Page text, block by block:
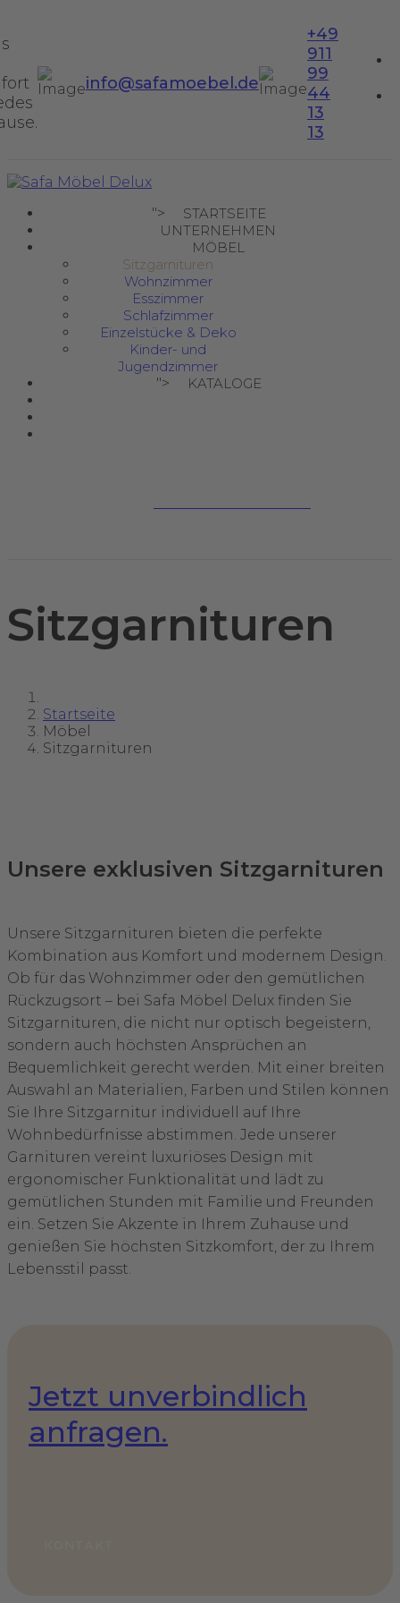
info@safamoebel.de
+49
911
99
44
13
13
">
STARTSEITE
UNTERNEHMEN
MÖBEL
Sitzgarnituren
Wohnzimmer
Esszimmer
Schlafzimmer
Einzelstücke & Deko
Kinder- und
Jugendzimmer
">
KATALOGE
Sitzgarnituren
Startseite
Möbel
Sitzgarnituren
Unsere exklusiven Sitzgarnituren
Unsere Sitzgarnituren bieten die perfekte
Kombination aus Komfort und modernem Design.
Ob für das Wohnzimmer oder den gemütlichen
Rückzugsort – bei Safa Möbel Delux finden Sie
Sitzgarnituren, die nicht nur optisch begeistern,
sondern auch höchsten Ansprüchen an
Bequemlichkeit gerecht werden. Mit einer breiten
Auswahl an Materialien, Farben und Stilen können
Sie Ihre Sitzgarnitur individuell auf Ihre
Wohnbedürfnisse abstimmen. Jede unserer
Garnituren vereint luxuriöses Design mit
ergonomischer Funktionalität und lädt zu
gemütlichen Stunden mit Familie und Freunden
ein. Setzen Sie Akzente in Ihrem Zuhause und
genießen Sie höchsten Sitzkomfort, der zu Ihrem
Lebensstil passt.
Jetzt unverbindlich
anfragen.